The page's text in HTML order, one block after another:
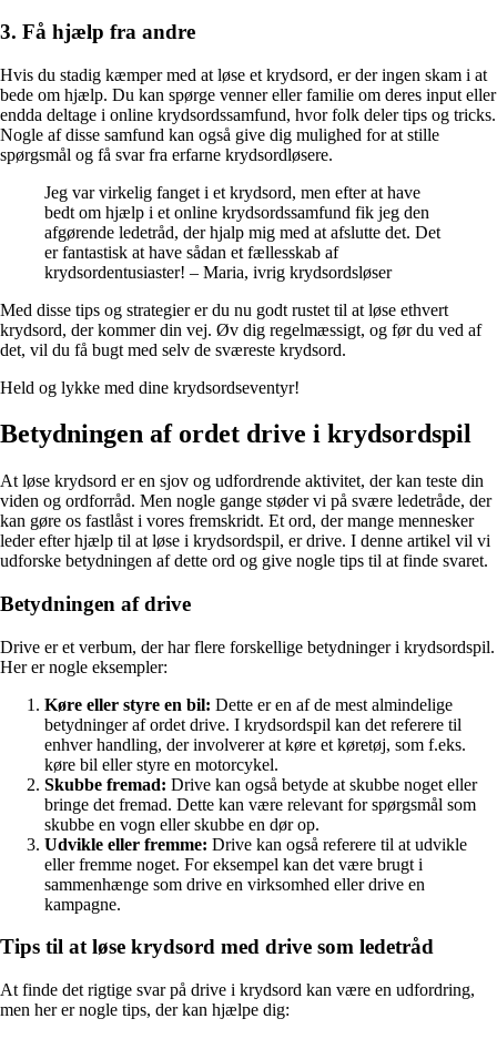
3. Få hjælp fra andre
Hvis du stadig kæmper med at løse et krydsord, er der ingen skam i at
bede om hjælp. Du kan spørge venner eller familie om deres input eller
endda deltage i online krydsordssamfund, hvor folk deler tips og tricks.
Nogle af disse samfund kan også give dig mulighed for at stille
spørgsmål og få svar fra erfarne krydsordløsere.
Jeg var virkelig fanget i et krydsord, men efter at have
bedt om hjælp i et online krydsordssamfund fik jeg den
afgørende ledetråd, der hjalp mig med at afslutte det. Det
er fantastisk at have sådan et fællesskab af
krydsordentusiaster! – Maria, ivrig krydsordsløser
Med disse tips og strategier er du nu godt rustet til at løse ethvert
krydsord, der kommer din vej. Øv dig regelmæssigt, og før du ved af
det, vil du få bugt med selv de sværeste krydsord.
Held og lykke med dine krydsordseventyr!
Betydningen af ​​ordet drive i krydsordspil
At løse krydsord er en sjov og udfordrende aktivitet, der kan teste din
viden og ordforråd. Men nogle gange støder vi på svære ledetråde, der
kan gøre os fastlåst i vores fremskridt. Et ord, der mange mennesker
leder efter hjælp til at løse i krydsordspil, er drive. I denne artikel vil vi
udforske betydningen af ​​dette ord og give nogle tips til at finde svaret.
Betydningen af ​​drive
Drive er et verbum, der har flere forskellige betydninger i krydsordspil.
Her er nogle eksempler:
Køre eller styre en bil: Dette er en af ​​de mest almindelige
betydninger af ordet drive. I krydsordspil kan det referere til
enhver handling, der involverer at køre et køretøj, som f.eks.
køre bil eller styre en motorcykel.
Skubbe fremad: Drive kan også betyde at skubbe noget eller
bringe det fremad. Dette kan være relevant for spørgsmål som
skubbe en vogn eller skubbe en dør op.
Udvikle eller fremme: Drive kan også referere til at udvikle
eller fremme noget. For eksempel kan det være brugt i
sammenhænge som drive en virksomhed eller drive en
kampagne.
Tips til at løse krydsord med drive som ledetråd
At finde det rigtige svar på drive i krydsord kan være en udfordring,
men her er nogle tips, der kan hjælpe dig: